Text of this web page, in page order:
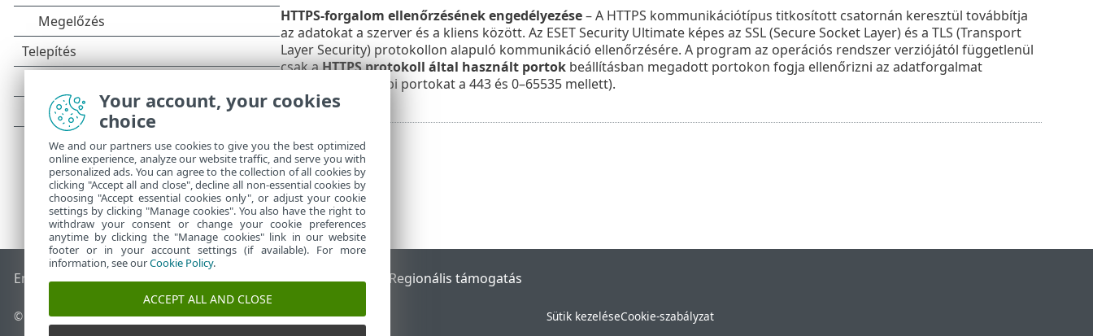
HTTPS-forgalom ellenőrzésének engedélyezése– A HTTPS kommunikációtípus titkosított csatornán keresztül továbbítja
az adatokat a szerver és a kliens között. Az ESET Security Ultimate képes az SSL (Secure Socket Layer) és a TLS (Transport
Layer Security) protokollon alapuló kommunikáció ellenőrzésére. A program az operációs rendszer verziójától függetlenül
csak aHTTPS protokoll által használt portokbeállításban megadott portokon fogja ellenőrizni az adatforgalmat
(megadhat további portokat a 443 és 0–65535 mellett).
End of LifeAz ESET tudásbázisaESET FórumESET Status Portal Regionális támogatás
© 1992 - 2026 ESET, spol. s r.o. – Minden jog fenntartva. Sütik kezeléseCookie-szabályzat
Your account, your cookies
choice
We and our partners use cookies to give you the best optimized
online experience, analyze our website traffic, and serve you with
personalized ads. You can agree to the collection of all cookies by
clicking "Accept all and close", decline all non-essential cookies by
choosing "Accept essential cookies only", or adjust your cookie
settings by clicking "Manage cookies". You also have the right to
withdraw your consent or change your cookie preferences
anytime by clicking the "Manage cookies" link in our website
footer or in your account settings (if available). For more
information, see ourCookie Policy.
ACCEPT ALL AND CLOSE